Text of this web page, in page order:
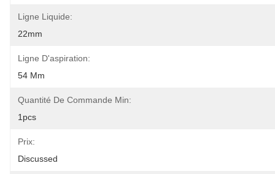
Ligne Liquide:
22mm
Ligne D'aspiration:
54 Mm
Quantité De Commande Min:
1pcs
Prix:
Discussed